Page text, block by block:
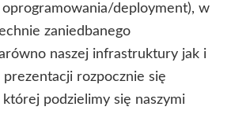
deployment), w
zaniedbanego
naszej infrastruktury jak i
rozpocznie się
której podzielimy się naszymi